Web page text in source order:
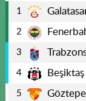
1
2
3
4 Beşiktaş
5 Göztepe